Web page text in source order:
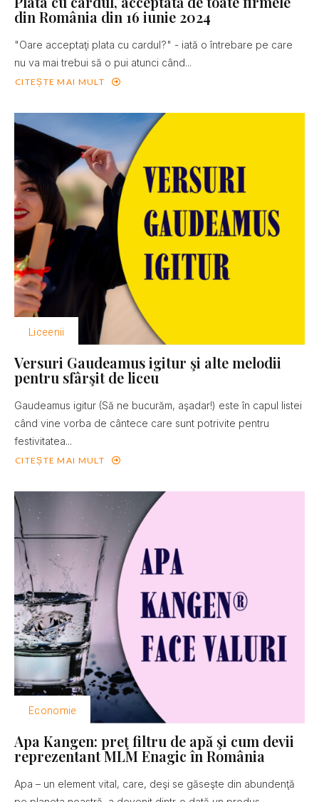
din România din 16 iunie 2024
"Oare acceptaţi plata cu cardul?" - iată o întrebare pe care
nu va mai trebui să o pui atunci când...
CITEȘTE MAI MULT
Liceenii
Versuri Gaudeamus igitur şi alte melodii
pentru sfârşit de liceu
Gaudeamus igitur (Să ne bucurăm, aşadar!) este în capul listei
când vine vorba de cântece care sunt potrivite pentru
festivitatea...
CITEȘTE MAI MULT
Economie
Apa Kangen: preţ filtru de apă şi cum devii
reprezentant MLM Enagic în România
Apa – un element vital, care, deşi se găseşte din abundenţă